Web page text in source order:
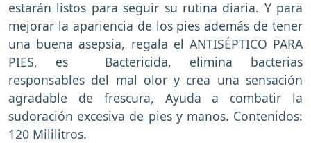
estarán listos para seguir su rutina diaria. Y para
mejorar la apariencia de los pies además de tener
una buena asepsia, regala el ANTISÉPTICO PARA
PIES, es Bactericida, elimina bacterias
responsables del mal olor y crea una sensación
agradable de frescura, Ayuda a combatir la
sudoración excesiva de pies y manos. Contenidos:
120 Mililitros.